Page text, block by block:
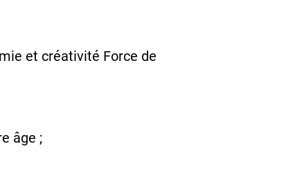
et créativité​ Force de
âge ;